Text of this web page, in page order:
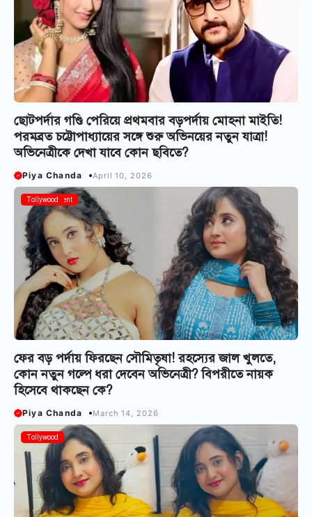
ছোটপর্দার গণ্ডি পেরিয়ে প্রথমবার বড়পর্দায় মোহনা মাইতি!
পরমব্রত চট্টোপাধ্যায়ের সঙ্গে শুরু অভিনয়ের নতুন যাত্রা!
অভিনেত্রীকে দেখা যাবে কোন ছবিতে?
Piya Chanda April 10, 2026
Entertainment
Tollywood
ফের বড় পর্দায় ফিরছেন সৌমিতৃষা! রহস্যের জাল খুলতে,
কোন নতুন গল্পে ধরা দেবেন অভিনেত্রী? বিপরীতে নায়ক
হিসেবে থাকছেন কে?
Piya Chanda March 14, 2026
Tollywood